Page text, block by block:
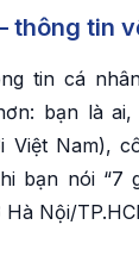
thông tin
tin cá
bạn là
Việt Nam),
bạn nói “7
Nội/